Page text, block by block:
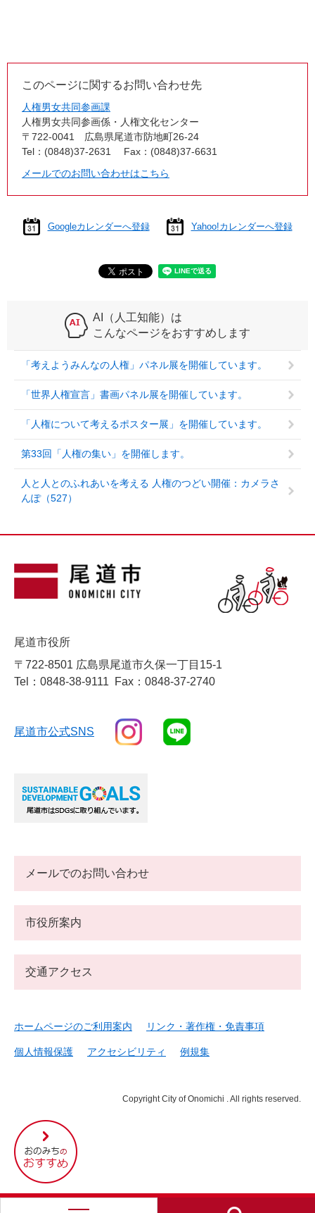
このページに関するお問い合わせ先
人権男女共同参画課
人権男女共同参画係・人権文化センター
〒722-0041
広島県尾道市防地町26-24
Tel：(0848)37-2631
Fax：(0848)37-6631
メールでのお問い合わせはこちら
Googleカレンダーへ登録 Yahoo!カレンダーへ登録
AI（人工知能）は
こんなページをおすすめします
「考えようみんなの人権」パネル展を開催しています。
「世界人権宣言」書画パネル展を開催しています。
「人権について考えるポスター展」を開催しています。
第33回「人権の集い」を開催します。
人と人とのふれあいを考える 人権のつどい開催：カメラさ
んぽ（527）
尾
道
市
の
す
尾道市役所
〒722-8501 広島県尾道市久保一丁目15-1
Tel：0848-38-9111
Fax：0848-37-2740
尾道市公式SNS
メールでのお問い合わせ
市役所案内
交通アクセス
ホームページのご利用案内 リンク・著作権・免責事項
個人情報保護 アクセシビリティ 例規集
Copyright City of Onomichi . All rights reserved.